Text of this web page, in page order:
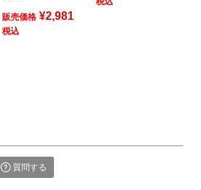
販売価格 ¥2,981
税込
質問する